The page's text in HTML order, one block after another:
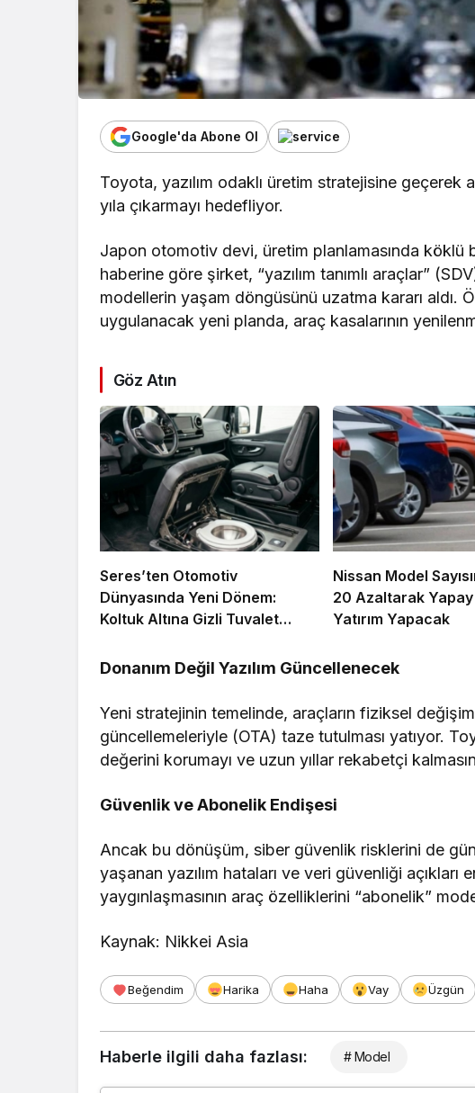
Google'da Abone Ol
Toyota, yazılım odaklı üretim stratejisine
yıla çıkarmayı hedefliyor.
Japon otomotiv devi, üretim planlamasında köklü
haberine göre şirket, “yazılım tanımlı araçlar”
modellerin yaşam döngüsünü uzatma kararı aldı.
uygulanacak yeni planda, araç kasalarının
Göz Atın
Seres’ten Otomotiv
Dünyasında Yeni Dönem:
Koltuk Altına Gizli Tuvalet
Nissan Model
20 Azaltarak
Yatırım Yapacak
Donanım Değil Yazılım Güncellenecek
Yeni stratejinin temelinde, araçların fiziksel
güncellemeleriyle (OTA) taze tutulması yatıyor.
değerini korumayı ve uzun yıllar rekabetçi
Güvenlik ve Abonelik Endişesi
Ancak bu dönüşüm, siber güvenlik risklerini de
yaşanan yazılım hataları ve veri güvenliği açıkları
yaygınlaşmasının araç özelliklerini “abonelik”
Kaynak: Nikkei Asia
Beğendim Harika Haha Vay Üzgün
Haberle ilgili daha fazlası: # Model